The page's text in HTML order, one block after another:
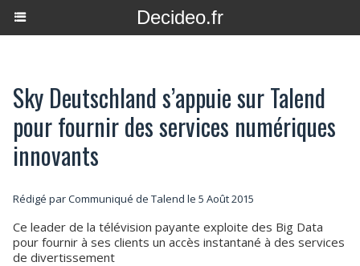
Decideo.fr
Sky Deutschland s’appuie sur Talend
pour fournir des services numériques
innovants
Rédigé par Communiqué de Talend le 5 Août 2015
Ce leader de la télévision payante exploite des Big Data
pour fournir à ses clients un accès instantané à des services
de divertissement